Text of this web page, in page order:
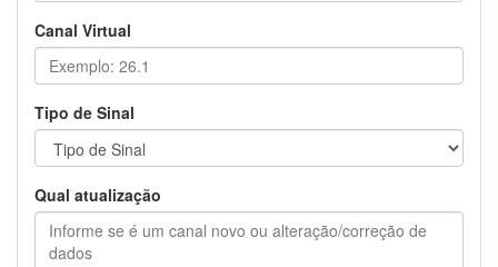
Canal Virtual
Tipo de Sinal
Qual atualização